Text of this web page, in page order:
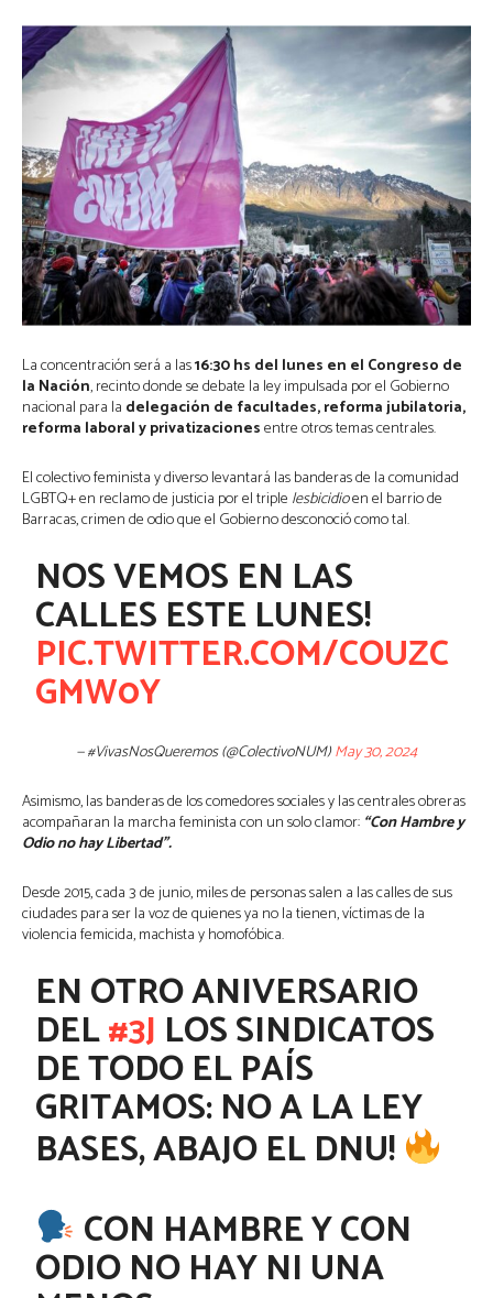
La concentración será a las16:30 hs del lunes en el Congreso de
la Nación, recinto donde se debate la ley impulsada por el Gobierno
nacional para la delegación de facultades, reforma jubilatoria,
reforma laboral y privatizacionesentre otros temas centrales.
El colectivo feminista y diverso levantará las banderas de la comunidad
LGBTQ+ en reclamo de justicia por el triple lesbicidioen el barrio de
Barracas, crimen de odio que el Gobierno desconoció como tal.
NOS VEMOS EN LAS
CALLES ESTE LUNES!
PIC.TWITTER.COM/COUZC
GMW0Y
— #VivasNosQueremos (@ColectivoNUM)May 30, 2024
Asimismo, las banderas de los comedores sociales y las centrales obreras
acompañaran la marcha feminista con un solo clamor: “Con Hambre y
Odio no hay Libertad”.
Desde 2015, cada 3 de junio, miles de personas salen a las calles de sus
ciudades para ser la voz de quienes ya no la tienen, víctimas de la
violencia femicida, machista y homofóbica.
EN OTRO ANIVERSARIO
DEL#3J LOS SINDICATOS
DE TODO EL PAÍS
GRITAMOS: NO A LA LEY
BASES, ABAJO EL DNU!
CON HAMBRE Y CON
ODIO NO HAY NI UNA